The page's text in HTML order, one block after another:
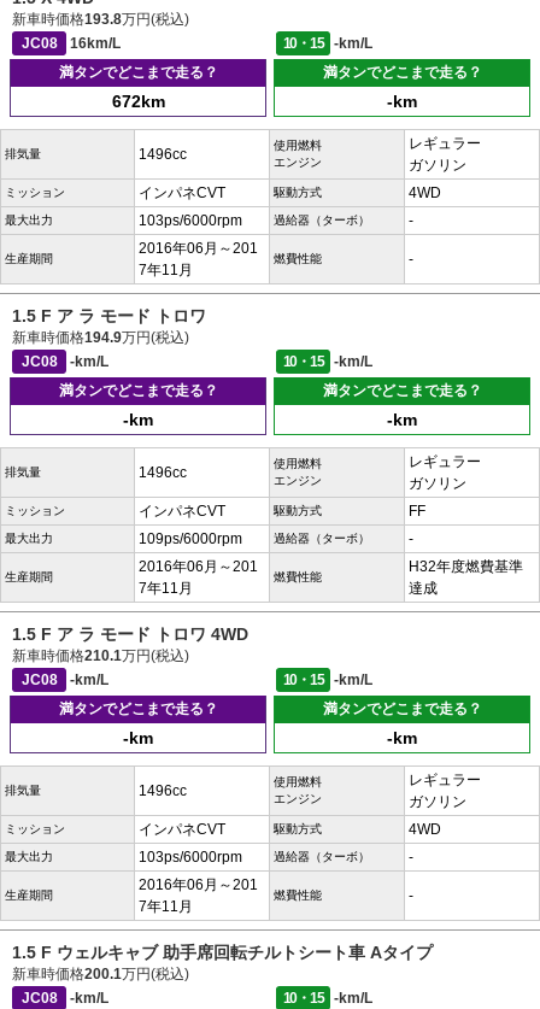
新車時価格193.8万円(税込)
JC08
16km/L 10・15
-km/L
満タンでどこまで走る？
672km
満タンでどこまで走る？
-km
排気量 1496cc
使用燃料
エンジン
レギュラー
ガソリン
ミッション インパネCVT 駆動方式 4WD
最大出力 103ps/6000rpm 過給器（ターボ） -
生産期間
2016年06月～201
7年11月
燃費性能 -
1.5 F ア ラ モード トロワ
新車時価格194.9万円(税込)
JC08
-km/L 10・15
-km/L
満タンでどこまで走る？
-km
満タンでどこまで走る？
-km
排気量 1496cc
使用燃料
エンジン
レギュラー
ガソリン
ミッション インパネCVT 駆動方式 FF
最大出力 109ps/6000rpm 過給器（ターボ） -
生産期間
2016年06月～201
7年11月
燃費性能
H32年度燃費基準
達成
1.5 F ア ラ モード トロワ 4WD
新車時価格210.1万円(税込)
JC08
-km/L 10・15
-km/L
満タンでどこまで走る？
-km
満タンでどこまで走る？
-km
排気量 1496cc
使用燃料
エンジン
レギュラー
ガソリン
ミッション インパネCVT 駆動方式 4WD
最大出力 103ps/6000rpm 過給器（ターボ） -
生産期間
2016年06月～201
7年11月
燃費性能 -
1.5 F ウェルキャブ 助手席回転チルトシート車 Aタイプ
新車時価格200.1万円(税込)
JC08
-km/L 10・15
-km/L